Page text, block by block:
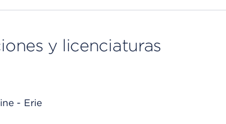
y licenciaturas
- Erie